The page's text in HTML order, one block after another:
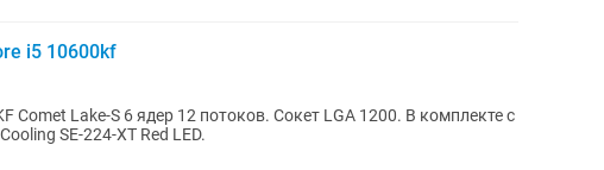
i5 10600kf
Comet Lake-S 6 ядер 12 потоков. Сокет LGA 1200. В комплекте с
SE-224-XT Red LED.